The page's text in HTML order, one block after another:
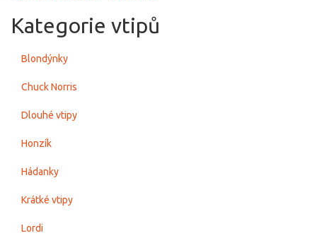
Kategorie vtipů
Blondýnky
Chuck Norris
Dlouhé vtipy
Honzík
Hádanky
Krátké vtipy
Lordi